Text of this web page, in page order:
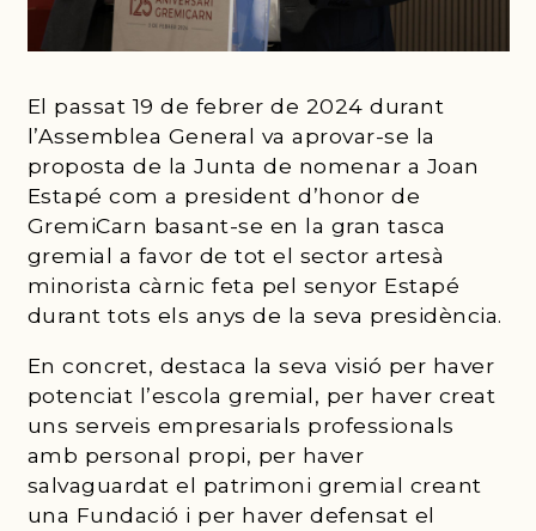
El passat 19 de febrer de 2024 durant
l’Assemblea General va aprovar-se la
proposta de la Junta de nomenar a Joan
Estapé com a president d’honor de
GremiCarn basant-se en la gran tasca
gremial a favor de tot el sector artesà
minorista càrnic feta pel senyor Estapé
durant tots els anys de la seva presidència.
En concret, destaca la seva visió per haver
potenciat l’escola gremial, per haver creat
uns serveis empresarials professionals
amb personal propi, per haver
salvaguardat el patrimoni gremial creant
una Fundació i per haver defensat el